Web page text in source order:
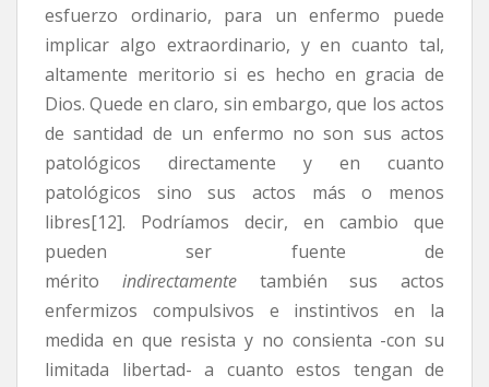
esfuerzo ordinario, para un enfermo puede
implicar algo extraordinario, y en cuanto tal,
altamente meritorio si es hecho en gracia de
Dios. Quede en claro, sin embargo, que los actos
de santidad de un enfermo no son sus actos
patológicos directamente y en cuanto
patológicos sino sus actos más o menos
libres[12]. Podríamos decir, en cambio que
pueden ser fuente de
mérito indirectamente también sus actos
enfermizos compulsivos e instintivos en la
medida en que resista y no consienta -con su
limitada libertad- a cuanto estos tengan de